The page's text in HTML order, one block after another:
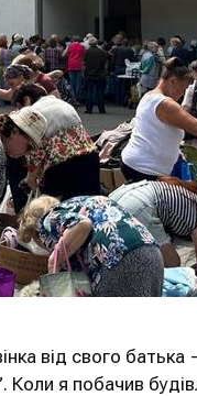
від свого
Коли я побачив